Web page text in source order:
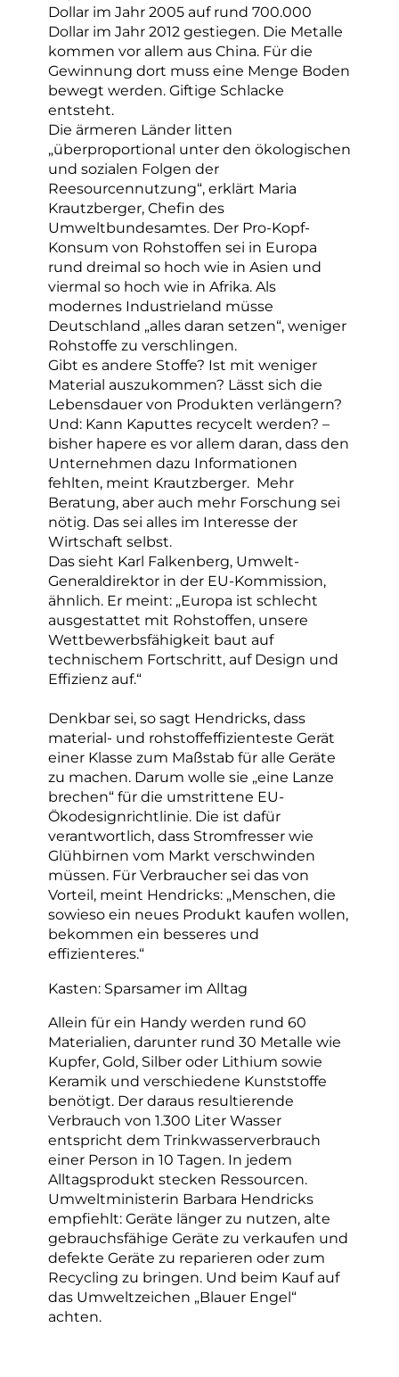
Dollar im Jahr 2005 auf rund 700.000
Dollar im Jahr 2012 gestiegen. Die Metalle
kommen vor allem aus China. Für die
Gewinnung dort muss eine Menge Boden
bewegt werden. Giftige Schlacke
entsteht.
Die ärmeren Länder litten
„überproportional unter den ökologischen
und sozialen Folgen der
Reesourcennutzung“, erklärt Maria
Krautzberger, Chefin des
Umweltbundesamtes. Der Pro-Kopf-
Konsum von Rohstoffen sei in Europa
rund dreimal so hoch wie in Asien und
viermal so hoch wie in Afrika. Als
modernes Industrieland müsse
Deutschland „alles daran setzen“, weniger
Rohstoffe zu verschlingen.
Gibt es andere Stoffe? Ist mit weniger
Material auszukommen? Lässt sich die
Lebensdauer von Produkten verlängern?
Und: Kann Kaputtes recycelt werden? –
bisher hapere es vor allem daran, dass den
Unternehmen dazu Informationen
fehlten, meint Krautzberger. Mehr
Beratung, aber auch mehr Forschung sei
nötig. Das sei alles im Interesse der
Wirtschaft selbst.
Das sieht Karl Falkenberg, Umwelt-
Generaldirektor in der EU-Kommission,
ähnlich. Er meint: „Europa ist schlecht
ausgestattet mit Rohstoffen, unsere
Wettbewerbsfähigkeit baut auf
technischem Fortschritt, auf Design und
Effizienz auf.“
Denkbar sei, so sagt Hendricks, dass
material- und rohstoffeffizienteste Gerät
einer Klasse zum Maßstab für alle Geräte
zu machen. Darum wolle sie „eine Lanze
brechen“ für die umstrittene EU-
Ökodesignrichtlinie. Die ist dafür
verantwortlich, dass Stromfresser wie
Glühbirnen vom Markt verschwinden
müssen. Für Verbraucher sei das von
Vorteil, meint Hendricks: „Menschen, die
sowieso ein neues Produkt kaufen wollen,
bekommen ein besseres und
effizienteres.“
Kasten: Sparsamer im Alltag
Allein für ein Handy werden rund 60
Materialien, darunter rund 30 Metalle wie
Kupfer, Gold, Silber oder Lithium sowie
Keramik und verschiedene Kunststoffe
benötigt. Der daraus resultierende
Verbrauch von 1.300 Liter Wasser
entspricht dem Trinkwasserverbrauch
einer Person in 10 Tagen. In jedem
Alltagsprodukt stecken Ressourcen.
Umweltministerin Barbara Hendricks
empfiehlt: Geräte länger zu nutzen, alte
gebrauchsfähige Geräte zu verkaufen und
defekte Geräte zu reparieren oder zum
Recycling zu bringen. Und beim Kauf auf
das Umweltzeichen „Blauer Engel“
achten.